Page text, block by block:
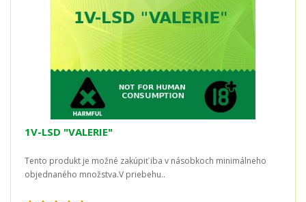
1V-LSD "VALERIE"
Tento produkt je možné zakúpiť iba v násobkoch minimálneho
objednaného množstva.V priebehu..